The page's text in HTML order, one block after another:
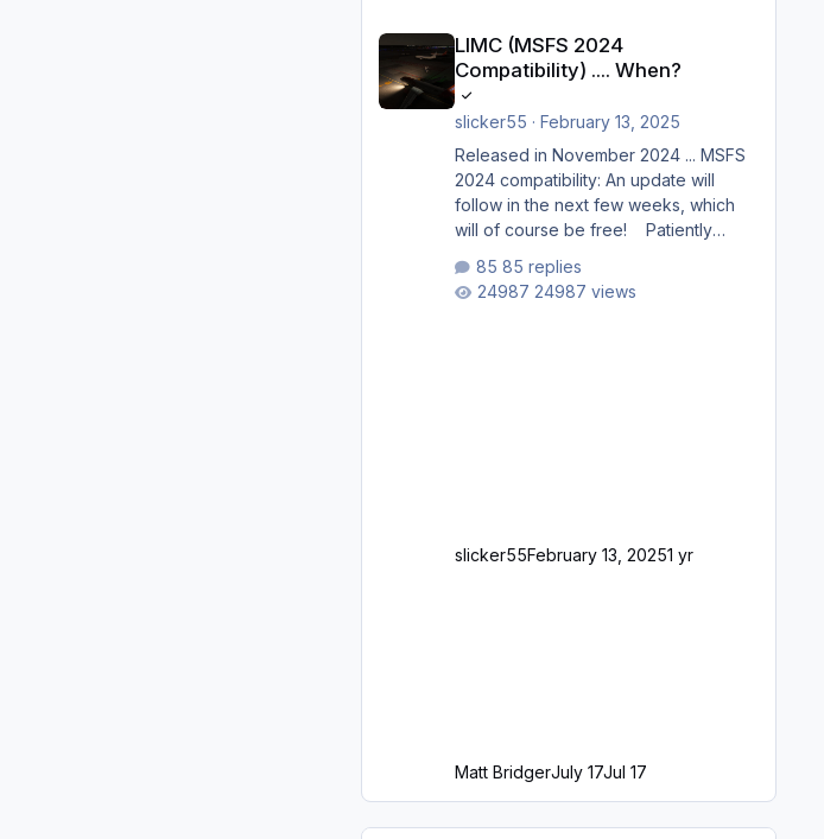
LIMC (MSFS 2024
Compatibility) .... When?
slicker55 · February 13, 2025
Released in November 2024 ... MSFS
2024 compatibility: An update will
follow in the next few weeks, which
will of course be free! Patiently
longer please?
85 replies
24987 views
slicker55February 13, 20251 yr
Matt BridgerJuly 17Jul 17